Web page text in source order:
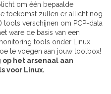
om één bepaalde
toekomst zullen er allicht nog
verschijnen om PCP-data
ware de basis van een
tools onder Linux.
te voegen aan jouw toolbox!
op het arsenaal aan
voor Linux.